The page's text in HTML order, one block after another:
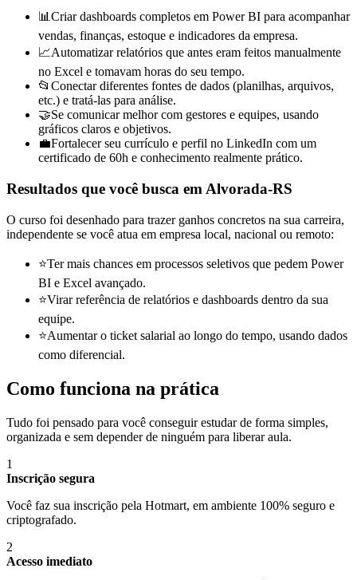
📊 Criar dashboards completos em Power BI para acompanhar
vendas, finanças, estoque e indicadores da empresa.
📈Automatizar relatórios que antes eram feitos manualmente
no Excel e tomavam horas do seu tempo.
📂 Conectar diferentes fontes de dados (planilhas, arquivos,
etc.) e tratá-las para análise.
🤝Se comunicar melhor com gestores e equipes, usando
gráficos claros e objetivos.
💼Fortalecer seu currículo e perfil no LinkedIn com um
certificado de 60h e conhecimento realmente prático.
Resultados que você busca em Alvorada-RS
O curso foi desenhado para trazer ganhos concretos na sua carreira,
independente se você atua em empresa local, nacional ou remoto:
⭐Ter mais chances em processos seletivos que pedem Power
BI e Excel avançado.
⭐Virar referência de relatórios e dashboards dentro da sua
equipe.
⭐Aumentar o ticket salarial ao longo do tempo, usando dados
como diferencial.
Como funciona na prática
Tudo foi pensado para você conseguir estudar de forma simples,
organizada e sem depender de ninguém para liberar aula.
1
Inscrição segura
Você faz sua inscrição pela Hotmart, em ambiente 100% seguro e
criptografado.
2
Acesso imediato